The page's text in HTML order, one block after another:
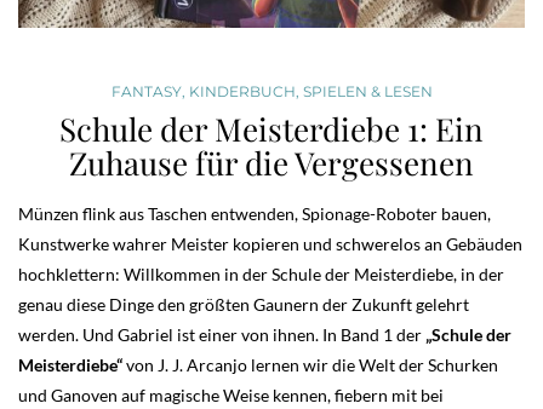
FANTASY, KINDERBUCH, SPIELEN & LESEN
Schule der Meisterdiebe 1: Ein
Zuhause für die Vergessenen
Münzen flink aus Taschen entwenden, Spionage-Roboter bauen,
Kunstwerke wahrer Meister kopieren und schwerelos an Gebäuden
hochklettern: Willkommen in der Schule der Meisterdiebe, in der
genau diese Dinge den größten Gaunern der Zukunft gelehrt
werden. Und Gabriel ist einer von ihnen. In Band 1 der „Schule der
Meisterdiebe“von J. J. Arcanjo lernen wir die Welt der Schurken
und Ganoven auf magische Weise kennen, fiebern mit bei